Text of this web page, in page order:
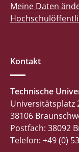
Meine Daten
Kontakt
Technische
Universitätsplatz
38106
Postfach: 38092
Telefon: +49 (0)